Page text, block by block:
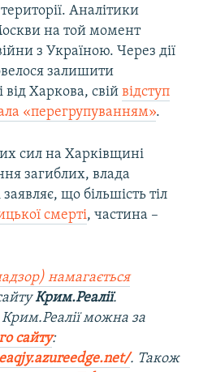
Аналітики
на той момент
з Україною. Через дії
залишити
Харкова, свій відступ
«перегрупуванням».
сил на Харківщині
загиблих, влада
що більшість тіл
смерті, частина –
намагається
Крим.Реалії.
можна за
сайту:
. Також